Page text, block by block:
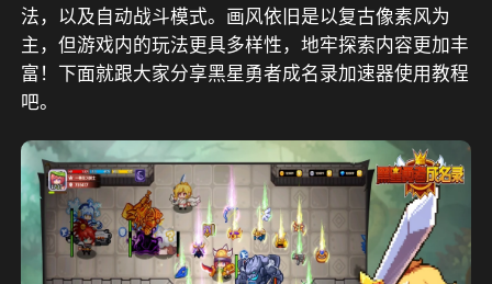
法，以及自动战斗模式。画风依旧是以复古像素风为
主，但游戏内的玩法更具多样性，地牢探索内容更加丰
富！下面就跟大家分享黑星勇者成名录加速器使用教程
吧。